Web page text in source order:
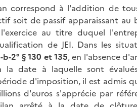
correspond à l'addition de
soit de passif apparaissant au
au titre duquel
de JEI. Dans les
b-2° § 130 et 135, en l'absence
la date à laquelle sont
d'imposition, il est admis
d'euros s'apprécie par